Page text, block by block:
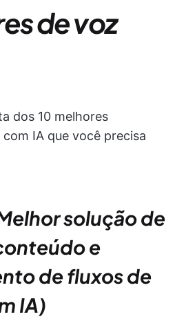
de voz
dos 10 melhores
IA que você precisa
solução de
e
de fluxos de
IA)